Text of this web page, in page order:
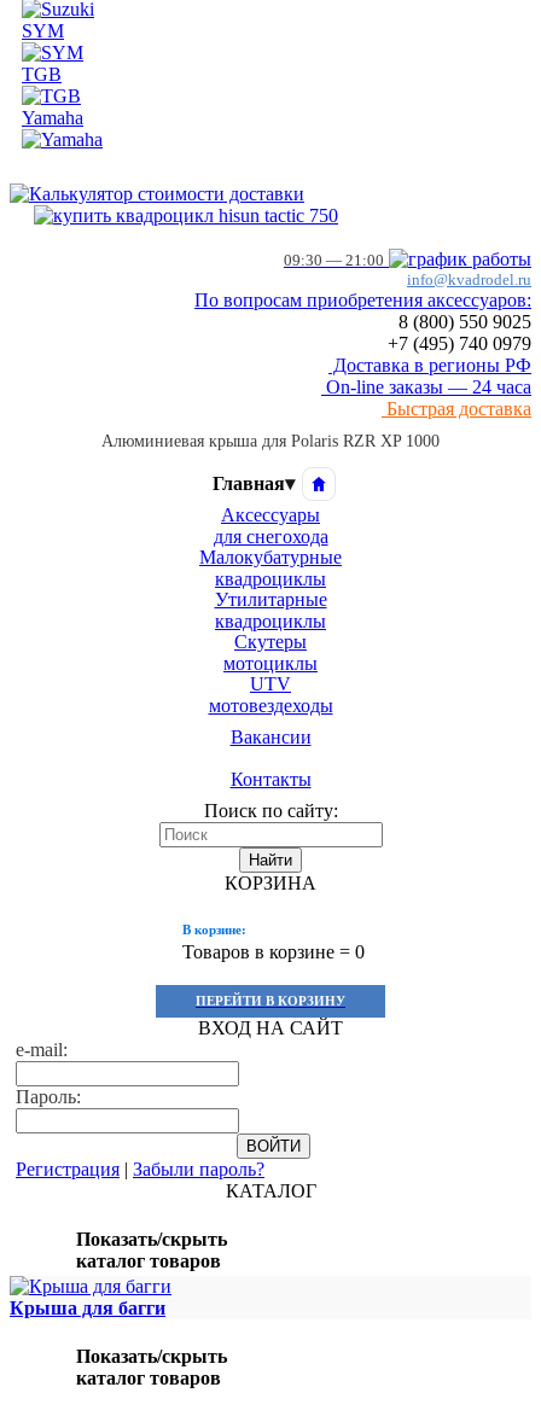
SYM
TGB
Yamaha
09:30 — 21:00
info@kvadrodel.ru
По вопросам приобретения аксессуаров:
8 (800) 550 9025
+7 (495) 740 0979
Доставка в регионы РФ
On-line заказы — 24 часа
Быстрая доставка
Алюминиевая крыша для Polaris RZR XP 1000
Главная▾
Аксессуары
для снегохода
Малокубатурные
квадроциклы
Утилитарные
квадроциклы
Скутеры
мотоциклы
UTV
мотовездеходы
Вакансии
Контакты
Поиск по сайту:
Найти
КОРЗИНА
В корзине:
Товаров в корзине = 0
ПЕРЕЙТИ В КОРЗИНУ
ВХОД НА САЙТ
e-mail:
Пароль:
Регистрация | Забыли пароль?
КАТАЛОГ
Показать/скрыть
каталог товаров
Крыша для багги
Показать/скрыть
каталог товаров